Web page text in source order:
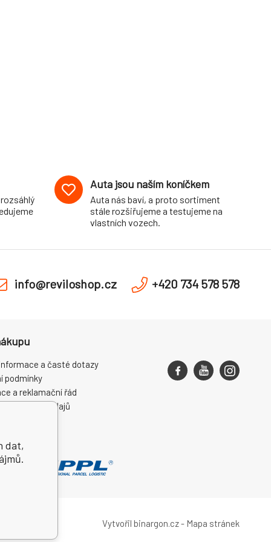
Auta jsou naším koníčkem
Auta nás baví, a proto sortiment
stále rozšiřujeme a testujeme na
vlastních vozech.
info@reviloshop.cz +420 734 578 578
a časté dotazy
podmínky
a reklamační řád
osobních údajů
Vytvořil binargon.cz- Mapa stránek
dat,